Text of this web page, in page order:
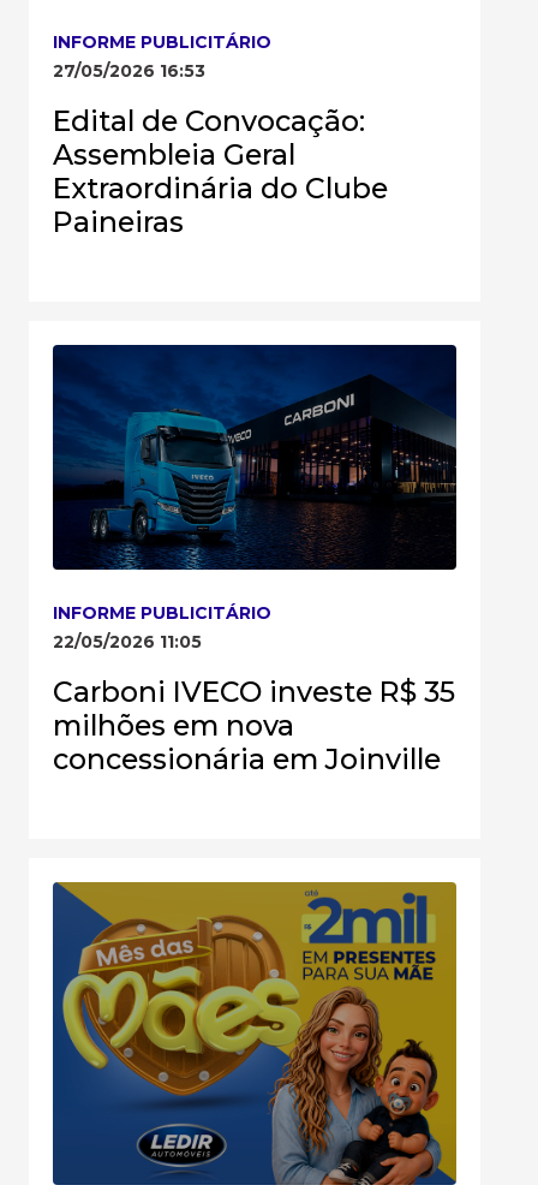
INFORME PUBLICITÁRIO
27/05/2026 16:53
Edital de Convocação:
Assembleia Geral
Extraordinária do Clube
Paineiras
INFORME PUBLICITÁRIO
22/05/2026 11:05
Carboni IVECO investe R$ 35
milhões em nova
concessionária em Joinville